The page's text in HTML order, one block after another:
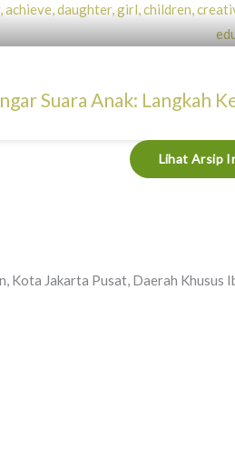
Suara Anak: Langkah
Lihat Arsip
Kota Jakarta Pusat, Daerah Khusus